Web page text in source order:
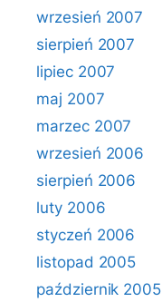
wrzesień 2007
sierpień 2007
lipiec 2007
maj 2007
marzec 2007
wrzesień 2006
sierpień 2006
luty 2006
styczeń 2006
listopad 2005
październik 2005